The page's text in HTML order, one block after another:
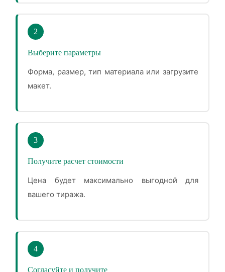
2
Выберите параметры
Форма, размер, тип материала или загрузите
макет.
3
Получите расчет стоимости
Цена будет максимально выгодной для
вашего тиража.
4
Согласуйте и получите